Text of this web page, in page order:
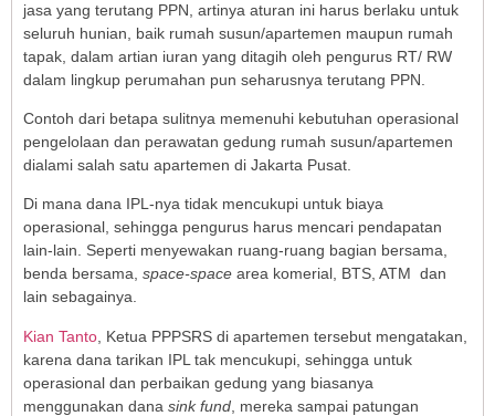
jasa yang terutang PPN, artinya aturan ini harus berlaku untuk
seluruh hunian, baik rumah susun/apartemen maupun rumah
tapak, dalam artian iuran yang ditagih oleh pengurus RT/ RW
dalam lingkup perumahan pun seharusnya terutang PPN.
Contoh dari betapa sulitnya memenuhi kebutuhan operasional
pengelolaan dan perawatan gedung rumah susun/apartemen
dialami salah satu apartemen di Jakarta Pusat.
Di mana dana IPL-nya tidak mencukupi untuk biaya
operasional, sehingga pengurus harus mencari pendapatan
lain-lain. Seperti menyewakan ruang-ruang bagian bersama,
benda bersama, space-space area komerial, BTS, ATM dan
lain sebagainya.
Kian Tanto , Ketua PPPSRS di apartemen tersebut mengatakan,
karena dana tarikan IPL tak mencukupi, sehingga untuk
operasional dan perbaikan gedung yang biasanya
menggunakan dana sink fund , mereka sampai patungan